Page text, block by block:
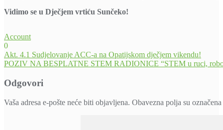
Vidimo se u Dječjem vrtiću Sunčeko!
Account
0
Navigacija
objava
Akt. 4.1 Sudjelovanje ACC-a na Opatijskom dječjem vikendu!
POZIV NA BESPLATNE STEM RADIONICE “STEM u ruci,
Odgovori
Vaša adresa e-pošte neće biti objavljena. Obavezna polja su